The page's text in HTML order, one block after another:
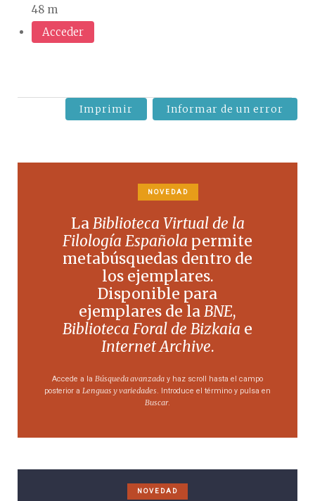
48 m
Acceder
Imprimir Informar de un error
NOVEDAD
LaBiblioteca Virtual de la
Filología Española permite
metabúsquedas dentro de
los ejemplares.
Disponible para
ejemplares de laBNE,
Biblioteca Foral de Bizkaia e
Internet Archive.
Accede a la Búsqueda avanzada y haz scroll hasta el campo
posterior a Lenguas y variedades . Introduce el término y pulsa en
Buscar.
NOVEDAD